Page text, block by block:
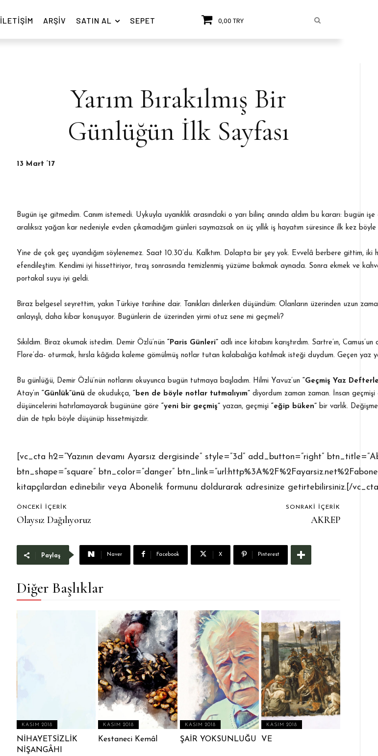
İLETIŞIM ARŞIV SATIN AL SEPET 0,00 TRY
Yarım Bırakılmış Bir
Günlüğün İlk Sayfası
13 Mart ‘17
Bugün işe gitmedim. Canım istemedi. Uykuyla uyanıklık arasındaki o yarı bilinç anında aldım bu kararı: bugün
aralıksız yağan kar nedeniyle evden çıkamadığım günleri saymazsak on üç yıllık iş hayatım süresince ilk kez
Yine de çok geç uyandığım söylenemez. Saat 10.30’du. Kalktım. Dolapta bir şey yok. Evvelâ berbere gittim, iki
efendileştim. Kendimi iyi hissettiriyor, tıraş sonrasında temizlenmiş yüzüme bakmak aynada. Sonra ekmek ve
portakal suyu iyi geldi.
Biraz belgesel seyrettim, yakın Türkiye tarihine dair. Tanıkları dinlerken düşündüm: Olanların üzerinden uzun
anlayışlı, daha kibar konuşuyor. Bugünlerin de üzerinden yirmi otuz sene mi geçmeli?
Sıkıldım. Biraz okumak istedim. Demir Özlü’nün “Paris Günleri” adlı ince kitabını karıştırdım. Sartre’ın,
Flore’da- oturmak, hırsla kâğıda kaleme gömülmüş notlar tutan kalabalığa katılmak isteği duydum. Geçen yaz
Bu günlüğü, Demir Özlü’nün notlarını okuyunca bugün tutmaya başladım. Hilmi Yavuz’un
“Geçmiş Yaz
Atay’ın
“Günlük”ünü de okudukça, “ben de böyle notlar tutmalıyım” diyordum zaman zaman. İnsan
düşüncelerini hatırlamayarak bugününe göre
“yeni bir geçmiş” yazan, geçmişi “eğip büken” bir varlık.
dün de tıpkı böyle düşünüp hissetmişizdir.
[vc_cta h2=”Yazının devamı Ayarsız dergisinde” style=”3d” add_button=”right”
btn_shape=”square” btn_color=”danger”
kitapçılardan edinebilir veya Abonelik formunu doldurarak adresinize getirtebilirsiniz.[/
ÖNCEKI İÇERIK
Olaysız Dağılıyoruz
SONRAKI İÇERIK
AKREP
Paylaş Naver Facebook X Pinterest
Diğer Başlıklar
KASIM 2018
NİHAYETSİZLİK
NİŞANGÂHI
KASIM 2018
Kestaneci Kemâl
KASIM 2018
ŞAİR YOKSUNLUĞU
KASIM 2018
VE